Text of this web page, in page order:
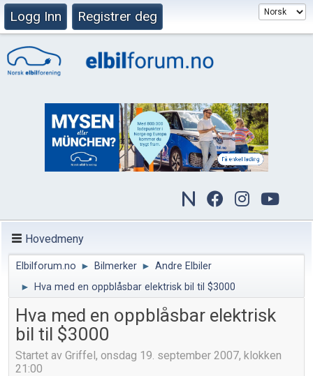
Logg Inn Registrer deg
Hovedmeny
Elbilforum.no ► Bilmerker ► Andre Elbiler
►
Hva med en oppblåsbar elektrisk bil til $3000
Hva med en oppblåsbar elektrisk
bil til $3000
Startet av Griffel, onsdag 19. september 2007, klokken
21:00